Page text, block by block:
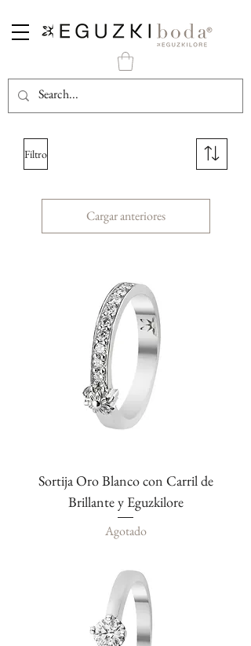
Filtro
Cargar anteriores
Sortija Oro Blanco con Carril de
Brillante y Eguzkilore
Agotado